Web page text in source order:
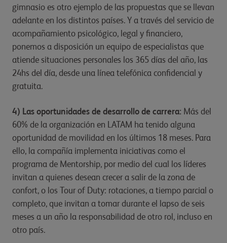
gimnasio es otro ejemplo de las propuestas que se llevan
adelante en los distintos países. Y a través del servicio de
acompañamiento psicológico, legal y financiero,
ponemos a disposición un equipo de especialistas que
atiende situaciones personales los 365 días del año, las
24hs del día, desde una línea telefónica confidencial y
gratuita.
4) Las oportunidades de desarrollo de carrera: Más del
60% de la organización en LATAM ha tenido alguna
oportunidad de movilidad en los últimos 18 meses. Para
ello, la compañía implementa iniciativas como el
programa de Mentorship, por medio del cual los líderes
invitan a quienes desean crecer a salir de la zona de
confort, o los Tour of Duty: rotaciones, a tiempo parcial o
completo, que invitan a tomar durante el lapso de seis
meses a un año la responsabilidad de otro rol, incluso en
otro país.